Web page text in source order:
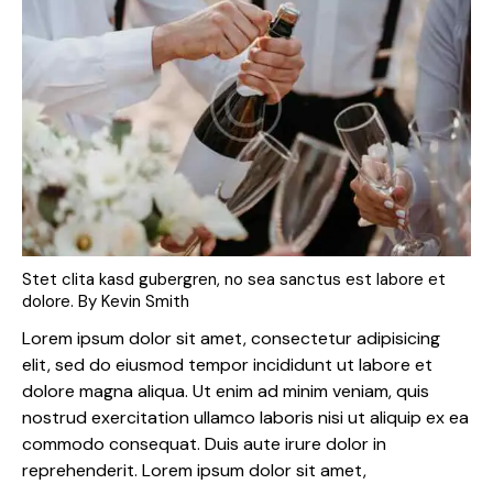
Stet clita kasd gubergren, no sea sanctus est labore et
dolore. By Kevin Smith
Lorem ipsum dolor sit amet, consectetur adipisicing
elit, sed do eiusmod tempor incididunt ut labore et
dolore magna aliqua. Ut enim ad minim veniam, quis
nostrud exercitation ullamco laboris nisi ut aliquip ex ea
commodo consequat. Duis aute irure dolor in
reprehenderit. Lorem ipsum dolor sit amet,